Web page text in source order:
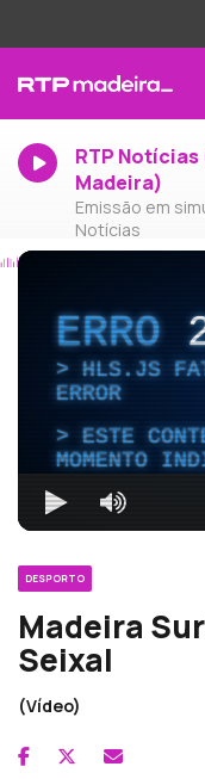
RTP Notícias
Madeira)
Emissão em
Notícias
ERRO
HLS.JS
ERROR
ESTE
MOMENTO
DESPORTO
Madeira
Seixal
(Vídeo)